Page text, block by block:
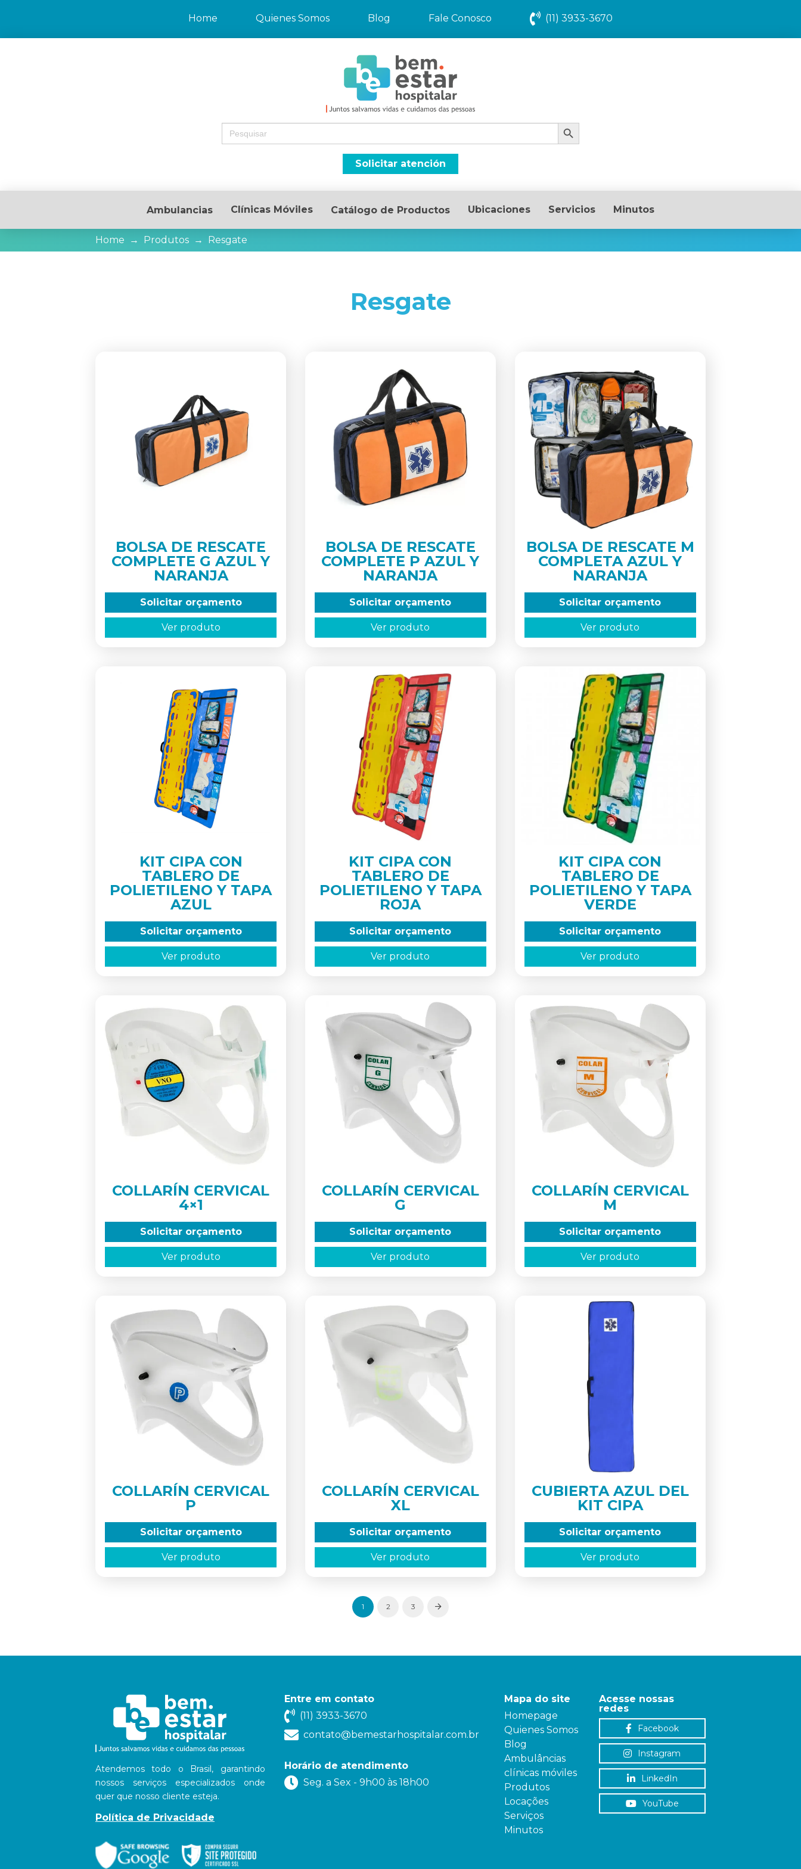
Home Quienes Somos Blog Fale Conosco (11) 3933-3670
Search
for:
Search Button
Solicitar atención
Ambulancias Clínicas Móviles Catálogo de Productos Ubicaciones Servicios Minutos
Home → Produtos → Resgate
Resgate
BOLSA DE RESCATE
COMPLETE G AZUL Y
NARANJA
Solicitar orçamento
Ver produto
BOLSA DE RESCATE
COMPLETE P AZUL Y
NARANJA
Solicitar orçamento
Ver produto
BOLSA DE RESCATE M
COMPLETA AZUL Y
NARANJA
Solicitar orçamento
Ver produto
KIT CIPA CON
TABLERO DE
POLIETILENO Y TAPA
AZUL
Solicitar orçamento
Ver produto
KIT CIPA CON
TABLERO DE
POLIETILENO Y TAPA
ROJA
Solicitar orçamento
Ver produto
KIT CIPA CON
TABLERO DE
POLIETILENO Y TAPA
VERDE
Solicitar orçamento
Ver produto
COLLARÍN CERVICAL
4×1
Solicitar orçamento
Ver produto
COLLARÍN CERVICAL
G
Solicitar orçamento
Ver produto
COLLARÍN CERVICAL
M
Solicitar orçamento
Ver produto
COLLARÍN CERVICAL
P
Solicitar orçamento
Ver produto
COLLARÍN CERVICAL
XL
Solicitar orçamento
Ver produto
CUBIERTA AZUL DEL
KIT CIPA
Solicitar orçamento
Ver produto
1 2 3 Next
Atendemos todo o Brasil, garantindo
nossos serviços especializados onde
quer que nosso cliente esteja.
Política de Privacidade
Entre em contato
(11) 3933-3670
contato@bemestarhospitalar.com.br
Horário de atendimento
Seg. a Sex - 9h00 às 18h00
Mapa do site
Homepage
Quienes Somos
Blog
Ambulâncias
clínicas móviles
Produtos
Locações
Serviços
Minutos
Acesse nossas
redes
Facebook
Instagram
LinkedIn
YouTube